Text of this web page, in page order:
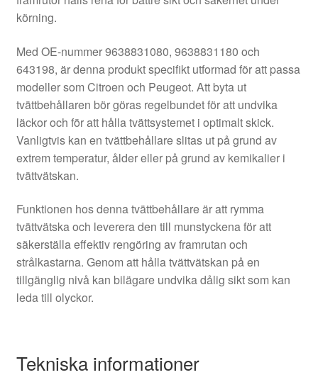
körning.
Med OE-nummer 9638831080, 9638831180 och
643198, är denna produkt specifikt utformad för att passa
modeller som Citroen och Peugeot. Att byta ut
tvättbehållaren bör göras regelbundet för att undvika
läckor och för att hålla tvättsystemet i optimalt skick.
Vanligtvis kan en tvättbehållare slitas ut på grund av
extrem temperatur, ålder eller på grund av kemikalier i
tvättvätskan.
Funktionen hos denna tvättbehållare är att rymma
tvättvätska och leverera den till munstyckena för att
säkerställa effektiv rengöring av framrutan och
strålkastarna. Genom att hålla tvättvätskan på en
tillgänglig nivå kan bilägare undvika dålig sikt som kan
leda till olyckor.
Tekniska informationer